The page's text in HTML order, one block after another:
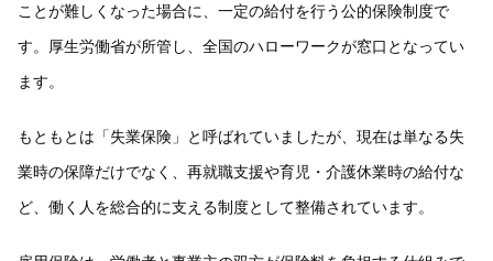
ことが難しくなった場合に、一定の給付を行う公的保険制度で
す。厚生労働省が所管し、全国のハローワークが窓口となってい
ます。
もともとは「失業保険」と呼ばれていましたが、現在は単なる失
業時の保障だけでなく、再就職支援や育児・介護休業時の給付な
ど、働く人を総合的に支える制度として整備されています。